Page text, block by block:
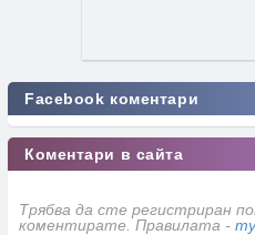
Facebook коментари
Коментари в сайта
Трябва да сте регистриран
коментирате. Правилата -